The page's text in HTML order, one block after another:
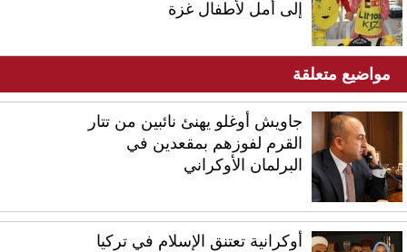
إلى أمل لأطفال غزة
مواضيع متعلقة
جاويش أوغلو يهنئ نائبين من تتار
القرم لفوزهم بمقعدين في
البرلمان الأوكراني
أوكرانية تعتنق الإسلام في تركيا